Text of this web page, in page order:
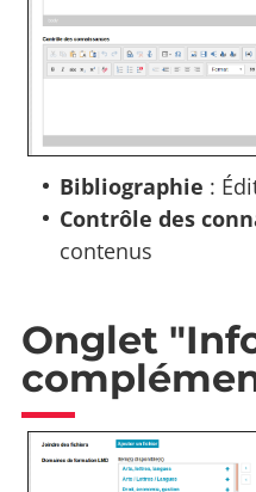
Bibliographie :
Contrôle des
contenus
Onglet